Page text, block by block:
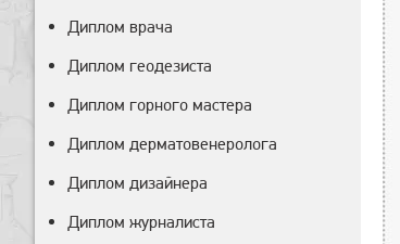
Диплом врача
Диплом геодезиста
Диплом горного мастера
Диплом дерматовенеролога
Диплом дизайнера
Диплом журналиста